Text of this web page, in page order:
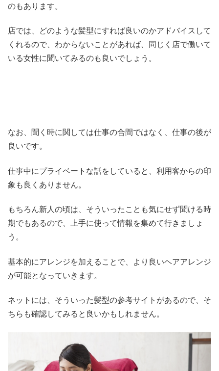
のもあります。
店では、どのような髪型にすれば良いのかアドバイスして
くれるので、わからないことがあれば、同じく店で働いて
いる女性に聞いてみるのも良いでしょう。
なお、聞く時に関しては仕事の合間ではなく、仕事の後が
良いです。
仕事中にプライベートな話をしていると、利用客からの印
象も良くありません。
もちろん新人の頃は、そういったことも気にせず聞ける時
期でもあるので、上手に使って情報を集めて行きましょ
う。
基本的にアレンジを加えることで、より良いヘアアレンジ
が可能となっていきます。
ネットには、そういった髪型の参考サイトがあるので、そ
ちらも確認してみると良いかもしれません。